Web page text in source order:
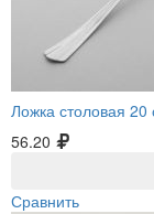
Ложка столовая
56.20
Сравнить